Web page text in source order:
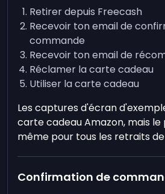
Retirer depuis Freecash
Recevoir ton email de
commande
Recevoir ton email de
Réclamer la carte cadeau
Utiliser la carte cadeau
Les captures d'écran
carte cadeau Amazon, mais le
même pour tous les retraits
Confirmation de